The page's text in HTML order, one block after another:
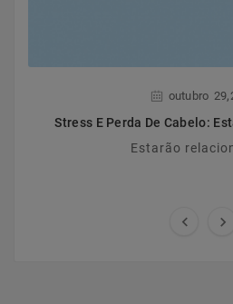
outubro 29,
Stress E Perda De Cabelo:
Estarão
 